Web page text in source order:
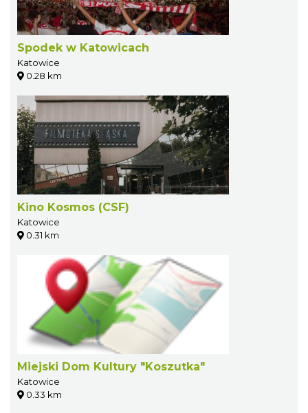
Spodek w Katowicach
Katowice
0.28 km
Kino Kosmos (CSF)
Katowice
0.31 km
Miejski Dom Kultury "Koszutka"
Katowice
0.33 km